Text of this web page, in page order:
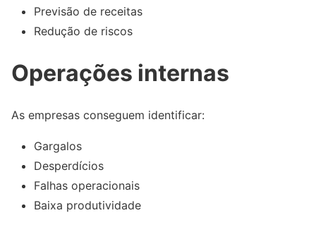
Previsão de receitas
Redução de riscos
Operações internas
As empresas conseguem identificar:
Gargalos
Desperdícios
Falhas operacionais
Baixa produtividade